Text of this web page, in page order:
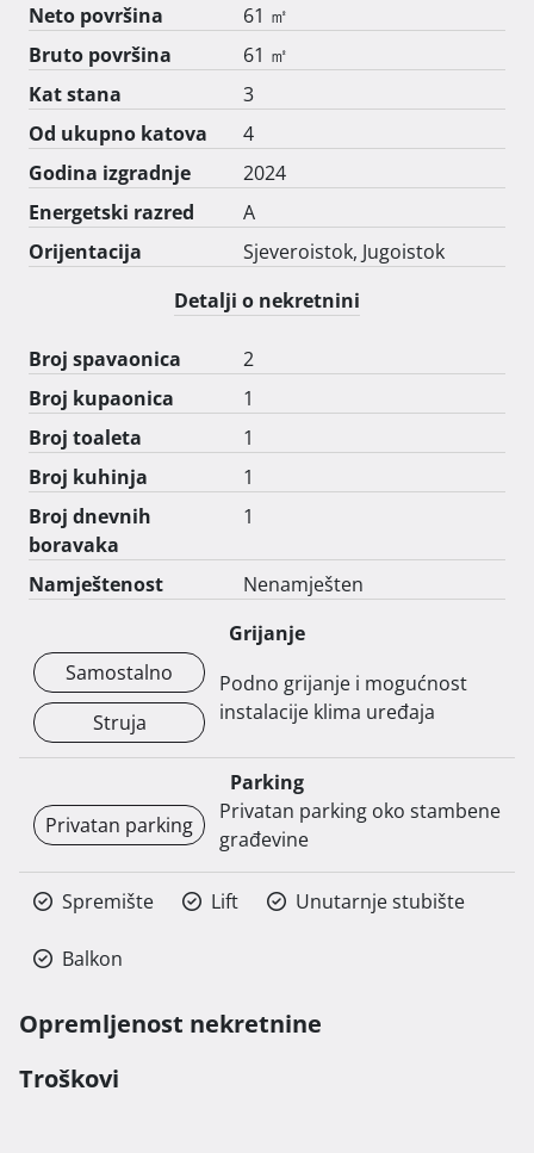
Za sve dodatne informacije o ovoj iznimnoj nekretnini i
detalje o opremljenosti i uvjetima, posjetite:
mc-living.hr/zamet-plus
Neto površina
61 ㎡
Bruto površina
61 ㎡
Kat stana
3
Od ukupno katova
4
Godina izgradnje
2024
Energetski razred
A
Orijentacija
Sjeveroistok, Jugoistok
Detalji o nekretnini
Broj spavaonica
2
Broj kupaonica
1
Broj toaleta
1
Broj kuhinja
1
Broj dnevnih
boravaka
1
Namještenost
Nenamješten
Grijanje
Samostalno
Struja
Podno grijanje i mogućnost
instalacije klima uređaja
Parking
Privatan parking
Privatan parking oko stambene
građevine
Spremište Lift Unutarnje stubište
Balkon
Opremljenost nekretnine
Troškovi